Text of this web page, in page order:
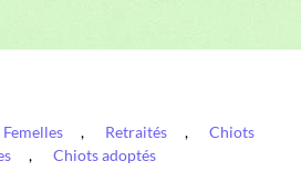
Femelles , Retraités ,
Chiots
,
Chiots adoptés